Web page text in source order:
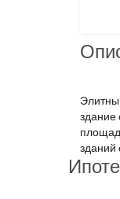
здание
зданий